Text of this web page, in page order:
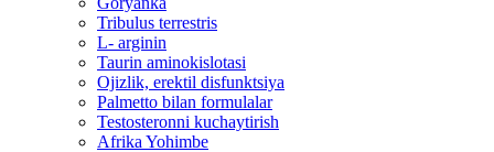
Tribulus terrestris
L- arginin
Taurin aminokislotasi
Ojizlik, erektil disfunktsiya
Palmetto bilan formulalar
Testosteronni kuchaytirish
Afrika Yohimbe